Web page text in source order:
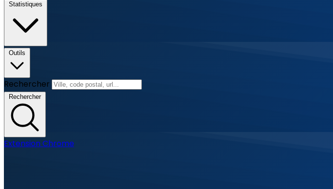
Statistiques
Outils
Rechercher
Rechercher
Extension Chrome